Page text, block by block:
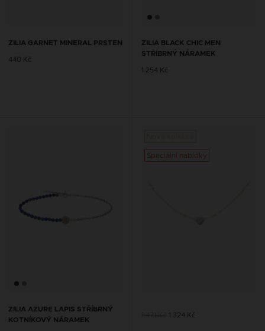
ZILIA GARNET MINERAL PRSTEN
440 Kč
ZILIA BLACK CHIC MEN
STŘÍBRNÝ NÁRAMEK
1 254 Kč
ZILIA AZURE LAPIS STŘÍBRNÝ
KOTNÍKOVÝ NÁRAMEK
Speciální nabídky
1 324 Kč